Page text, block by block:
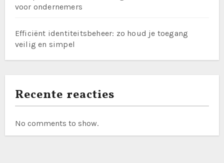
voor ondernemers
Efficiënt identiteitsbeheer: zo houd je toegang
veilig en simpel
Recente reacties
No comments to show.